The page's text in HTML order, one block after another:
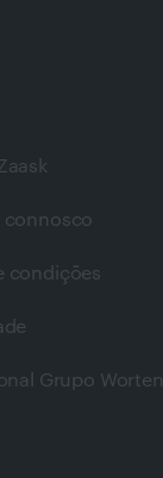
connosco
condições
Grupo Worten